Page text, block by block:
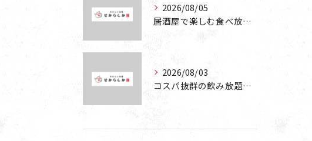
2026/08/05
居酒屋で楽しむ食べ放題と飲み放題の魅力を深掘りする方法
2026/08/03
コスパ抜群の飲み放題が楽しめる居酒屋の魅力と食べ放題お好み焼きの楽しみ方